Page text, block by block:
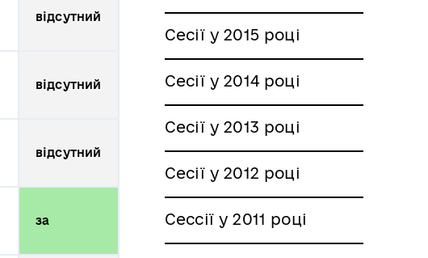
відсутний
відсутний
відсутний
за
Сесії у 2015 році
Сесії у 2014 році
Сесії у 2013 році
Сесії у 2012 році
Сессії у 2011 році